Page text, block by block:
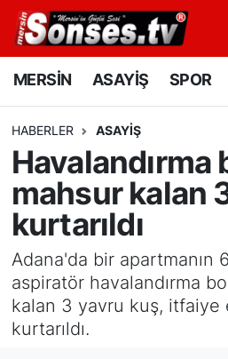
MERSİN ASAYİŞ SPOR
HABERLER ASAYİŞ
mahsur kalan
kurtarıldı
Adana'da bir apartmanın
aspiratör havalandırma
kalan 3 yavru kuş, itfaiye
kurtarıldı.
MERSİN
SPOR
GÜNÜN MANŞETİ
DÜNYA
KÜLTÜR - SANAT
MAGAZİN
Mersin Nöbetçi
Mersin Namaz Vakitleri
Mersin Trafik Yoğunluk
Süper Lig Puan
Tüm Manşetler
Son Dakika Haberleri